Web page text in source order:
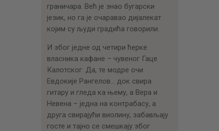
граничара. Већ је знао бугарски
језик, но га је очаравао дијалекат
којим су људи градића говорили.
И због једне од четири ћерке
власника кафане – чувеног Гаце
Калотског. Да, те модре очи
Евдокије Рангелов… док свира
гитару и гледа ка њему, а Вера и
Невена – једна на контрабасу, а
друга свирајући виолину, забављају
госте и тајно се смешкају због